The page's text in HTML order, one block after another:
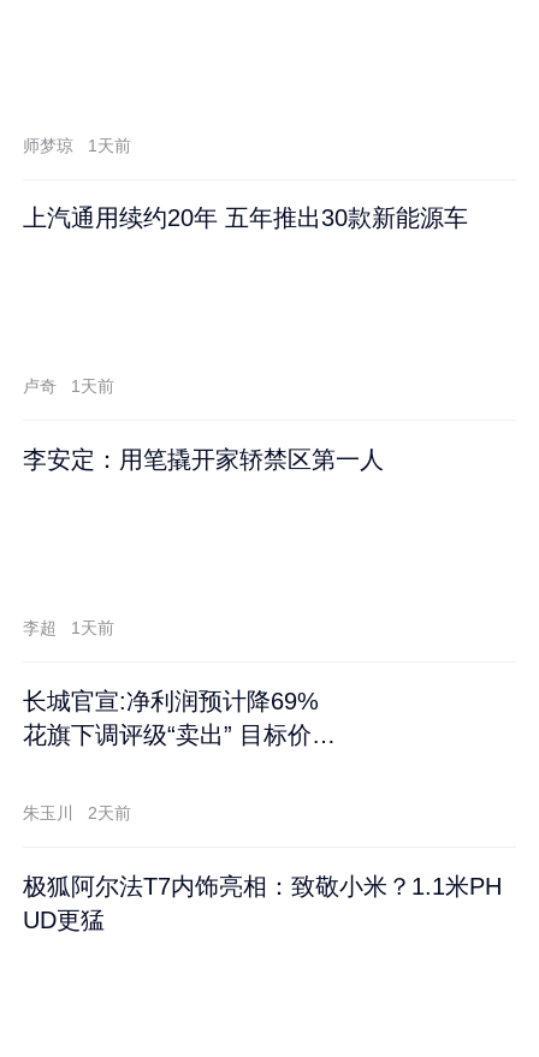
师梦琼 1天前
上汽通用续约20年 五年推出30款新能源车
卢奇 1天前
李安定：用笔撬开家轿禁区第一人
李超 1天前
长城官宣:净利润预计降69%
花旗下调评级“卖出” 目标价再
朱玉川 2天前
极狐阿尔法T7内饰亮相：致敬小米？1.1米PH
UD更猛